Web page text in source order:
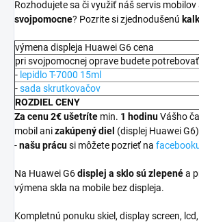
Rozhodujete sa či využiť náš servis mobilov
svojpomocne? Pozrite si zjednodušenú
výmena displeja Huawei G6 cena
pri svojpomocnej oprave budete
- lepidlo T-7000 15ml
-sada skrutkovačov
ROZDIEL CENY
Za cenu 2€ ušetríte min. 1 hodinuVášho
mobil anizakúpený diel (displej Huawei
-našu prácusi môžete pozrieť na
Na Huawei G6displej a sklo sú zlepenéa
výmena skla na mobile bez displeja.
Kompletnú ponuku skiel, display screen,